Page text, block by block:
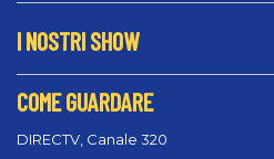
I NOSTRI SHOW
COME GUARDARE
DIRECTV, Canale 320